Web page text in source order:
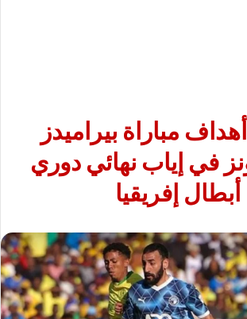
مباراة بيراميدز
في إياب نهائي دوري
أبطال إفريقيا